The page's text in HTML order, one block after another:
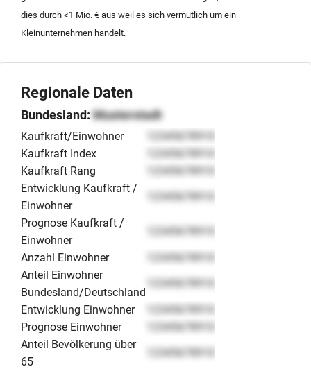
dies durch <1 Mio. € aus weil es sich vermutlich um ein
Kleinunternehmen handelt.
Regionale Daten
Bundesland:Musterstadt
Kaufkraft/Einwohner
12345678910
Kaufkraft Index
12345678910
Kaufkraft Rang
12345678910
Entwicklung Kaufkraft /
Einwohner
12345678910
Prognose Kaufkraft /
Einwohner
12345678910
Anzahl Einwohner
12345678910
Anteil Einwohner
Bundesland/Deutschland
12345678910
Entwicklung Einwohner
12345678910
Prognose Einwohner
12345678910
Anteil Bevölkerung über
65
12345678910